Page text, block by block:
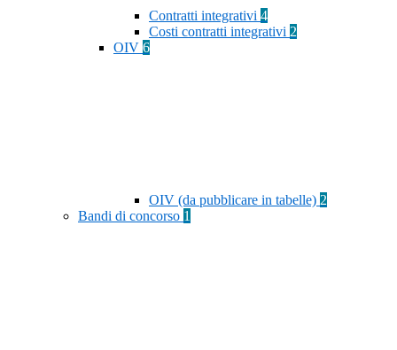
Contratti integrativi 4
Costi contratti integrativi 2
OIV 6
OIV (da pubblicare in tabelle) 2
Bandi di concorso 1